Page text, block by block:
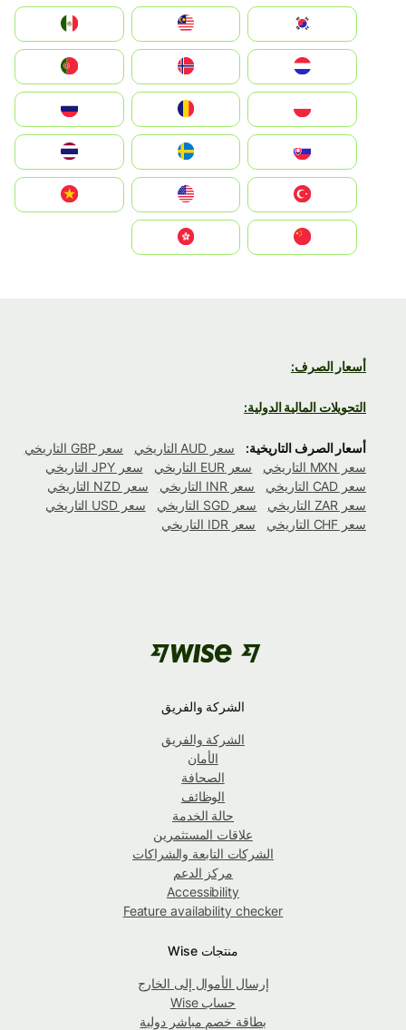
South Korea
Nederland
Portugal
România
Slovensko
United States
Vietnam
أسعار الصرف:
التحويلات المالية الدولية:
أسعار الصرف التاريخية: سعر AUD التاريخي
سعر GBP التاريخي
سعر MXN التاريخي
سعر EUR التاريخي
سعر JPY التاريخي
سعر CAD التاريخي
سعر INR التاريخي
سعر NZD التاريخي
سعر ZAR التاريخي
سعر SGD التاريخي
سعر USD التاريخي
سعر CHF التاريخي
سعر IDR التاريخي
الشركة والفريق
الشركة والفريق
الأمان
الصحافة
الوظائف
حالة الخدمة
علاقات المستثمرين
الشركات التابعة والشراكات
مركز الدعم
Accessibility
Feature availability checker
منتجات Wise
إرسال الأموال إلى الخارج
حساب Wise
بطاقة خصم مباشر دولية